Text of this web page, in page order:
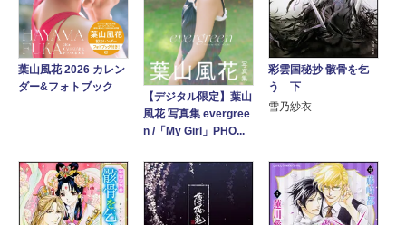
葉山風花 2026 カレン
ダー&フォトブック
【デジタル限定】葉山
風花 写真集 evergree
n /「My Girl」PHO...
彩雲国秘抄 骸骨を乞
う 下
雪乃紗衣